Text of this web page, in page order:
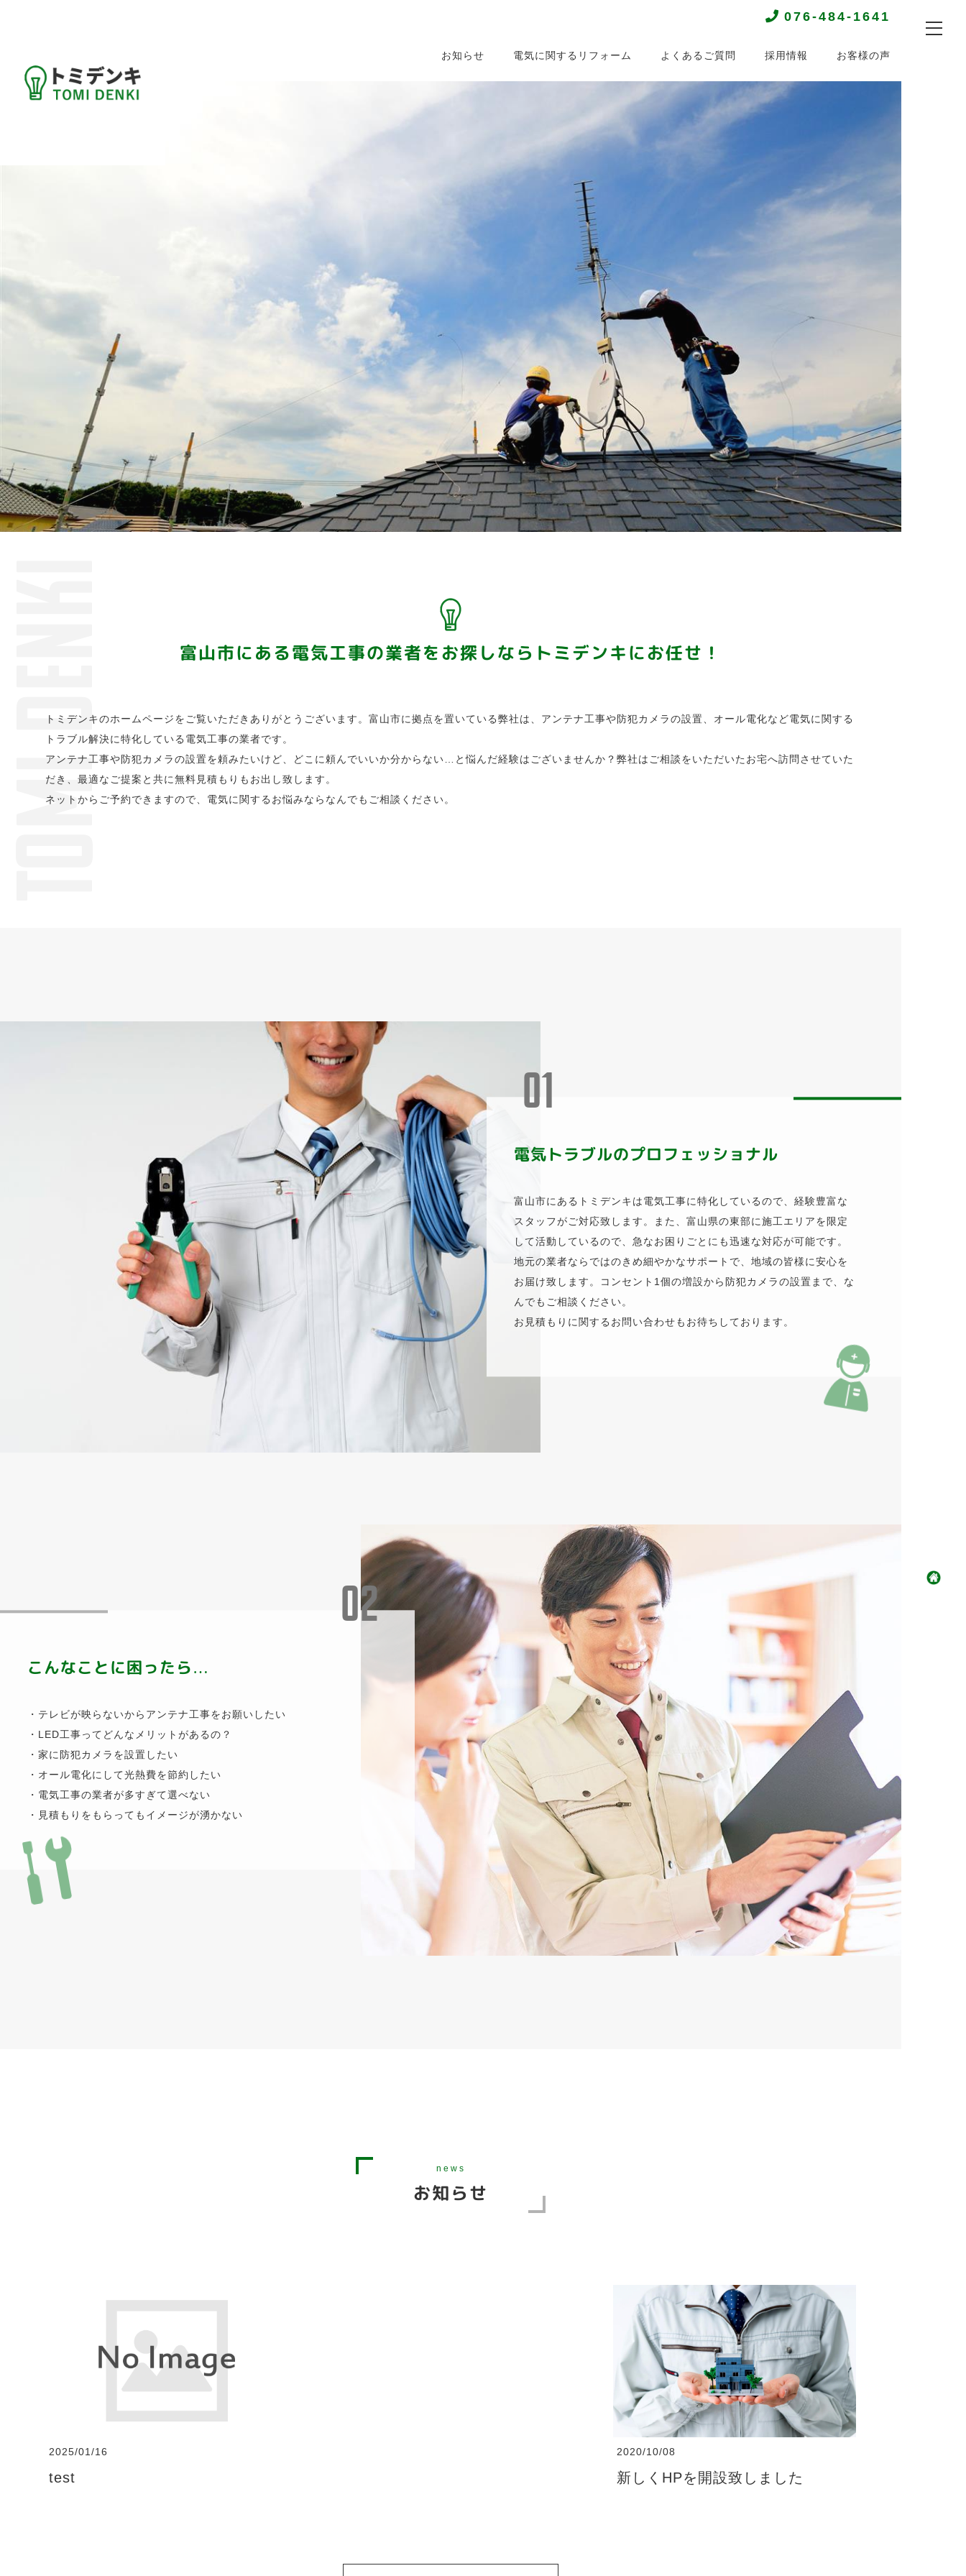
076-484-1641
お知らせ 電気に関するリフォーム よくあるご質問 採用情報 お客様の声
富山市にある電気工事の業者をお探しならトミデンキにお任せ！
トミデンキのホームページをご覧いただきありがとうございます。富山市に拠点を置いている弊社は、アンテナ工事や防犯カメラの設置、オール電化など電気に関する
トラブル解決に特化している電気工事の業者です。
アンテナ工事や防犯カメラの設置を頼みたいけど、どこに頼んでいいか分からない…と悩んだ経験はございませんか？弊社はご相談をいただいたお宅へ訪問させていた
だき、最適なご提案と共に無料見積もりもお出し致します。
ネットからご予約できますので、電気に関するお悩みならなんでもご相談ください。
電気トラブルのプロフェッショナル
富山市にあるトミデンキは電気工事に特化しているので、経験豊富な
スタッフがご対応致します。また、富山県の東部に施工エリアを限定
して活動しているので、急なお困りごとにも迅速な対応が可能です。
地元の業者ならではのきめ細やかなサポートで、地域の皆様に安心を
お届け致します。コンセント1個の増設から防犯カメラの設置まで、な
んでもご相談ください。
お見積もりに関するお問い合わせもお待ちしております。
こんなことに困ったら…
・テレビが映らないからアンテナ工事をお願いしたい
・LED工事ってどんなメリットがあるの？
・家に防犯カメラを設置したい
・オール電化にして光熱費を節約したい
・電気工事の業者が多すぎて選べない
・見積もりをもらってもイメージが湧かない
news
お知らせ
2025/01/16
test
2020/10/08
新しくHPを開設致しました